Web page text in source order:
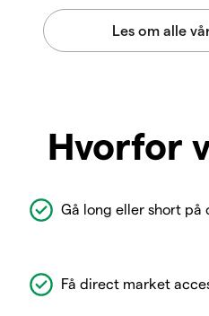
Hvorfor
Gå long eller short på
Få direct market